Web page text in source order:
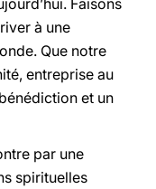
Faisons
à une
Que notre
entreprise au
et un
par une
spirituelles